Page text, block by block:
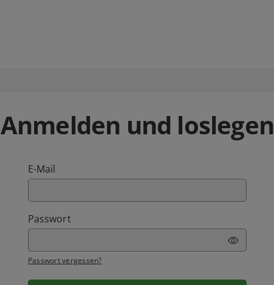
Anmelden und loslegen
E-Mail
Passwort
Passwort vergessen?